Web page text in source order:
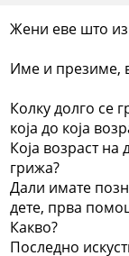
Жени еве што
Име и презиме,
Колку долго се
која до која
Која возраст на
грижа?
Дали имате
дете, прва
Какво?
Последно